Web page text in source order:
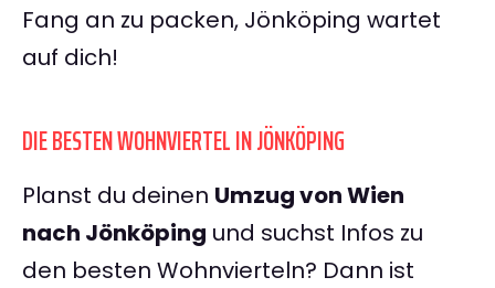
Fang an zu packen, Jönköping wartet
auf dich!
DIE BESTEN WOHNVIERTEL IN JÖNKÖPING
Planst du deinen Umzug von Wien
nach Jönköping und suchst Infos zu
den besten Wohnvierteln? Dann ist